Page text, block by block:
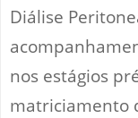
Diálise
nos estágios
matriciamento